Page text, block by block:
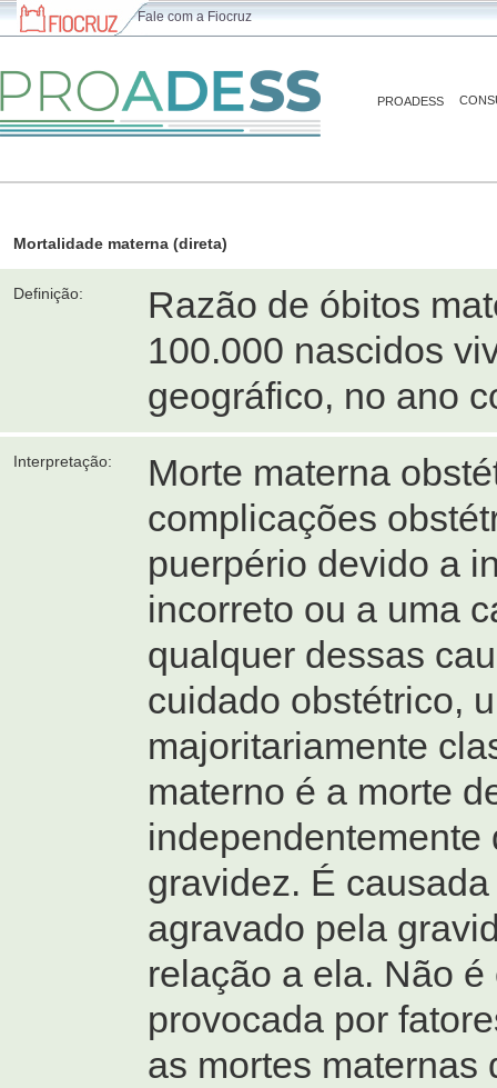
Fale com a Fiocruz
PROADESS
Mortalidade materna (direta)
Definição:
Razão de óbitos
100.000 nascidos
geográfico, no ano
Interpretação:
Morte materna
complicações
puerpério devido a
incorreto ou a uma
qualquer dessas
cuidado obstétrico,
majoritariamente
materno é a morte
gravidez. É
agravado pela
relação a ela. Não
provocada por
as mortes maternas